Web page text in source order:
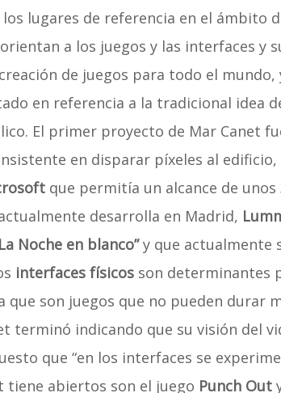
lugares de referencia en el ámbito
a los juegos y las interfaces y
de juegos para todo el mundo,
en referencia a la tradicional idea
El primer proyecto de Mar Canet
en disparar píxeles al
que permitía un alcance de unos
desarrolla en Madrid,
Noche en blanco”y que actualmente
interfaces físicosson determinantes
que son juegos que no pueden durar
terminó indicando que su visión del
que “en los interfaces se
tiene abiertos son el juego Punch Out